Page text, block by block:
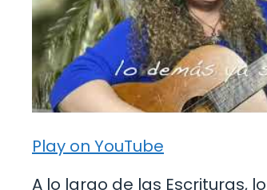
Play on YouTube
A lo largo de las Escrituras,